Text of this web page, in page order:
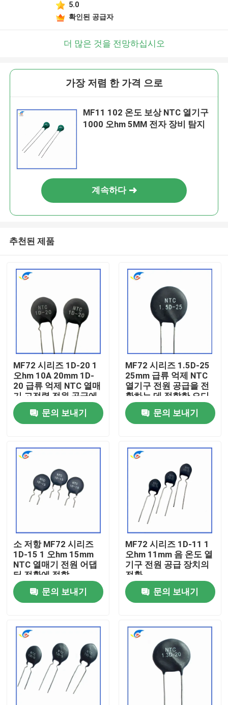
비디오
우리 에 관한 것
공장 투어
품질 관리
저희와 연락
뉴스
사건
5.0
확인된 공급자
더 많은 것을 전망하십시오
가장 저렴 한 가격 으로
MF11 102 온도 보상 NTC 열기구
1000 오hm 5MM 전자 장비 탐지
계속하다
추천된 제품
MF72 시리즈 1D-20 1
오hm 10A 20mm 1D-
20 급류 억제 NTC 열매
기 고전력 전원 공급에
적합
문의 보내기
MF72 시리즈 1.5D-25
25mm 급류 억제 NTC
열기구 전원 공급을 전
환하는 데 적합한 오디
오 증폭기
문의 보내기
소 저항 MF72 시리즈
1D-15 1 오hm 15mm
NTC 열매기 전원 어댑
터 전환에 적합
문의 보내기
MF72 시리즈 1D-11 1
오hm 11mm 음 온도 열
기구 전원 공급 장치의
전환
문의 보내기